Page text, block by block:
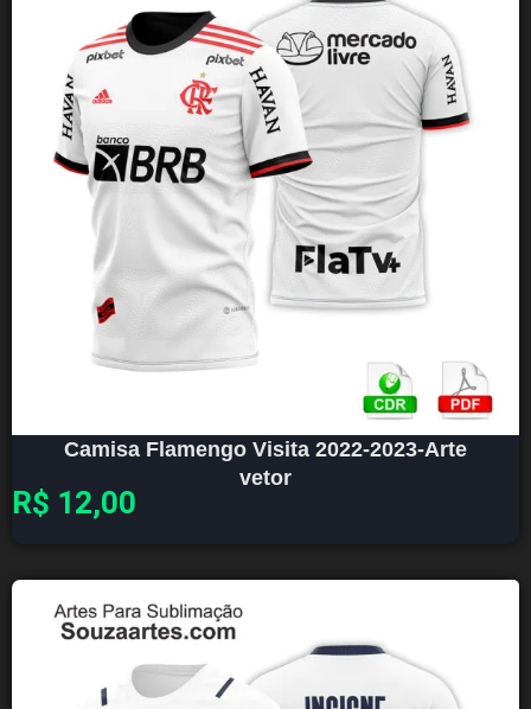
Camisa Flamengo Visita 2022-2023-Arte
vetor
R$ 12,00